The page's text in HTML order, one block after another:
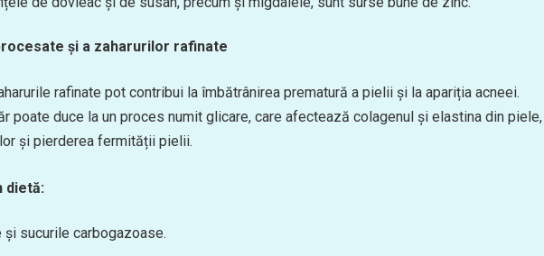
și a zaharurilor rafinate
rafinate pot contribui la îmbătrânirea prematură a pielii și la apariția acneei.
poate duce la un proces numit glicare, care afectează colagenul și elastina din piele,
și pierderea fermității pielii.
dietă:
sucurile carbogazoase.